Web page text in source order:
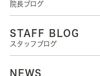
院長ブログ
STAFF BLOG
スタッフブログ
NEWS